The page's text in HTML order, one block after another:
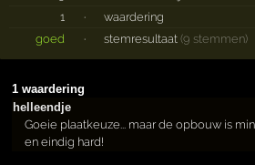
1
·
waardering
goed
· stemresultaat (9 stemmen)
1 waardering
helleendje
Goeie plaatkeuze... maar de opbouw is
en eindig hard!